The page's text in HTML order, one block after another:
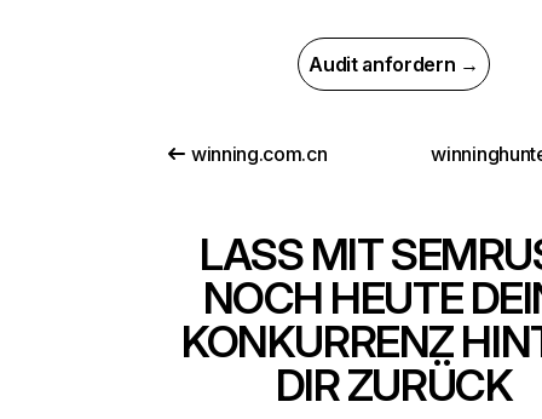
Audit anfordern →
winning.com.cn
LASS MIT
NOCH HEUTE
KONKURRENZ
DIR ZURÜCK